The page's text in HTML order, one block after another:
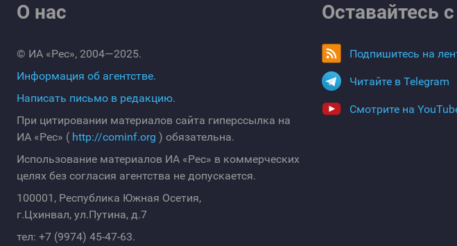
О нас
© ИА «Рес», 2004—2025.
Информация об агентстве.
Написать письмо в редакцию.
При цитировании материалов сайта гиперссылка на
ИА «Рес» ( http://cominf.org ) обязательна.
Использование материалов ИА «Рес» в коммерческих
целях без согласия агентства не допускается.
100001, Республика Южная Осетия,
г.Цхинвал, ул.Путина, д.7
тел: +7 (9974) 45-47-63.
Оставайтесь
Подпишитесь на
Читайте в Telegram
Смотрите на